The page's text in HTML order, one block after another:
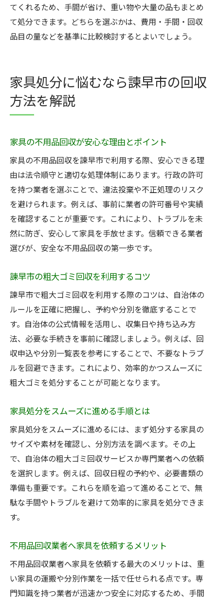
てくれるため、手間が省け、重い物や大量の品もまとめ
て処分できます。どちらを選ぶかは、費用・手間・回収
品目の量などを基準に比較検討するとよいでしょう。
家具処分に悩むなら諫早市の回収
方法を解説
家具の不用品回収が安心な理由とポイント
家具の不用品回収を諫早市で利用する際、安心できる理
由は法令順守と適切な処理体制にあります。行政の許可
を持つ業者を選ぶことで、違法投棄や不正処理のリスク
を避けられます。例えば、事前に業者の許可番号や実績
を確認することが重要です。これにより、トラブルを未
然に防ぎ、安心して家具を手放せます。信頼できる業者
選びが、安全な不用品回収の第一歩です。
諫早市の粗大ゴミ回収を利用するコツ
諫早市で粗大ゴミ回収を利用する際のコツは、自治体の
ルールを正確に把握し、予約や分別を徹底することで
す。自治体の公式情報を活用し、収集日や持ち込み方
法、必要な手続きを事前に確認しましょう。例えば、回
収申込や分別一覧表を参考にすることで、不要なトラブ
ルを回避できます。これにより、効率的かつスムーズに
粗大ゴミを処分することが可能となります。
家具処分をスムーズに進める手順とは
家具処分をスムーズに進めるには、まず処分する家具の
サイズや素材を確認し、分別方法を調べます。その上
で、自治体の粗大ゴミ回収サービスか専門業者への依頼
を選択します。例えば、回収日程の予約や、必要書類の
準備も重要です。これらを順を追って進めることで、無
駄な手間やトラブルを避けて効率的に家具を処分できま
す。
不用品回収業者へ家具を依頼するメリット
不用品回収業者へ家具を依頼する最大のメリットは、重
い家具の運搬や分別作業を一括で任せられる点です。専
門知識を持つ業者が迅速かつ安全に対応するため、手間